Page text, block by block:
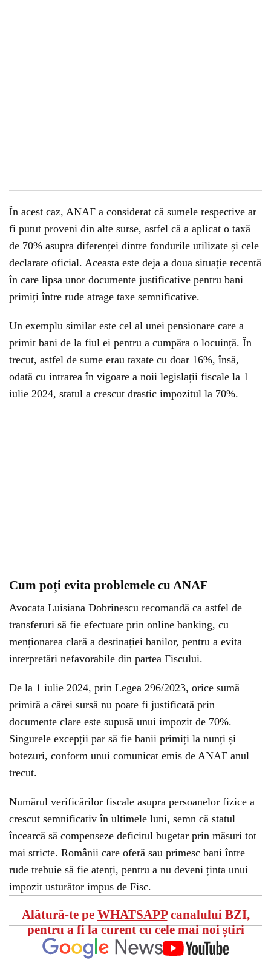
În acest caz, ANAF a considerat că sumele respective ar
fi putut proveni din alte surse, astfel că a aplicat o taxă
de 70% asupra diferenței dintre fondurile utilizate și cele
declarate oficial. Aceasta este deja a doua situație recentă
în care lipsa unor documente justificative pentru bani
primiți între rude atrage taxe semnificative.
Un exemplu similar este cel al unei pensionare care a
primit bani de la fiul ei pentru a cumpăra o locuință. În
trecut, astfel de sume erau taxate cu doar 16%, însă,
odată cu intrarea în vigoare a noii legislații fiscale la 1
iulie 2024, statul a crescut drastic impozitul la 70%.
Cum poți evita problemele cu ANAF
Avocata Luisiana Dobrinescu recomandă ca astfel de
transferuri să fie efectuate prin online banking, cu
menționarea clară a destinației banilor, pentru a evita
interpretări nefavorabile din partea Fiscului.
De la 1 iulie 2024, prin Legea 296/2023, orice sumă
primită a cărei sursă nu poate fi justificată prin
documente clare este supusă unui impozit de 70%.
Singurele excepții par să fie banii primiți la nunți și
botezuri, conform unui comunicat emis de ANAF anul
trecut.
Numărul verificărilor fiscale asupra persoanelor fizice a
crescut semnificativ în ultimele luni, semn că statul
încearcă să compenseze deficitul bugetar prin măsuri tot
mai stricte. Românii care oferă sau primesc bani între
rude trebuie să fie atenți, pentru a nu deveni ținta unui
impozit usturător impus de Fisc.
Alătură-te pe WHATSAPPcanalului BZI,
pentru a fi la curent cu cele mai noi știri